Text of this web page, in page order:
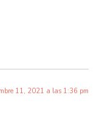
11, 2021 a las 1:36 pm